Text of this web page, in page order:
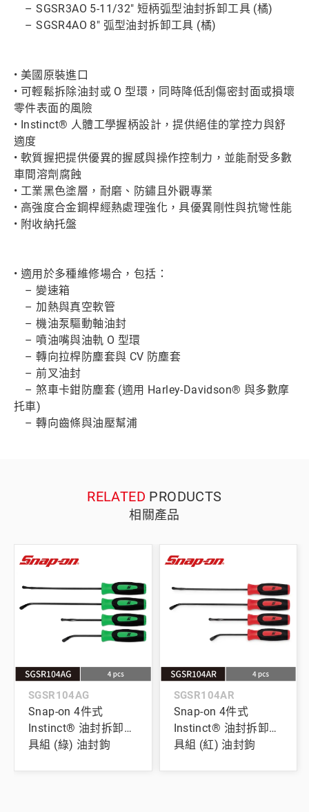
– SGSR3AO 5-11/32" 短柄弧型油封拆卸工具 (橘)
– SGSR4AO 8" 弧型油封拆卸工具 (橘)
• 美國原裝進口
• 可輕鬆拆除油封或 O 型環，同時降低刮傷密封面或損壞
零件表面的風險
• Instinct® 人體工學握柄設計，提供絕佳的掌控力與舒
適度
• 軟質握把提供優異的握感與操作控制力，並能耐受多數
車間溶劑腐蝕
• 工業黑色塗層，耐磨、防鏽且外觀專業
• 高強度合金鋼桿經熱處理強化，具優異剛性與抗彎性能
• 附收納托盤
• 適用於多種維修場合，包括：
– 變速箱
– 加熱與真空軟管
– 機油泵驅動軸油封
– 噴油嘴與油軌 O 型環
– 轉向拉桿防塵套與 CV 防塵套
– 前叉油封
– 煞車卡鉗防塵套 (適用 Harley-Davidson® 與多數摩
托車)
– 轉向齒條與油壓幫浦
RELATED PRODUCTS
相關產品
SGSR104AG
Snap-on 4件式
Instinct® 油封拆卸工
具組 (綠) 油封鉤
SGSR104AR
Snap-on 4件式
Instinct® 油封拆卸工
具組 (紅) 油封鉤